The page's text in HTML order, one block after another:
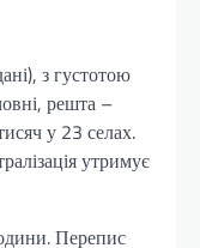
з густотою
решта –
у 23 селах.
утримує
Перепис